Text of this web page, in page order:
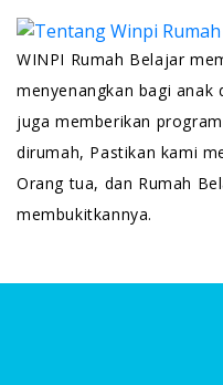
WINPI Rumah Belajar
menyenangkan bagi anak
juga memberikan
dirumah, Pastikan kami
Orang tua, dan Rumah
membukitkannya.